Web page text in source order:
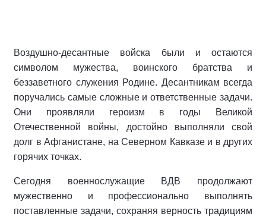
Воздушно-десантные войска были и остаются
символом мужества, воинского братства и
беззаветного служения Родине. Десантникам всегда
поручались самые сложные и ответственные задачи.
Они проявляли героизм в годы Великой
Отечественной войны, достойно выполняли свой
долг в Афганистане, на Северном Кавказе и в других
горячих точках.
Сегодня военнослужащие ВДВ продолжают
мужественно и профессионально выполнять
поставленные задачи, сохраняя верность традициям